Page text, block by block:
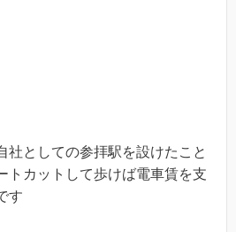
社としての参拝駅を設けたこと
トカットして歩けば電車賃を支
す